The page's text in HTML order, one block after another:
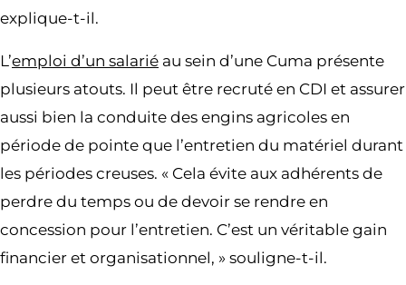
explique-t-il.
L’emploi d’un salarié au sein d’une Cuma présente
plusieurs atouts. Il peut être recruté en CDI et assurer
aussi bien la conduite des engins agricoles en
période de pointe que l’entretien du matériel durant
les périodes creuses. « Cela évite aux adhérents de
perdre du temps ou de devoir se rendre en
concession pour l’entretien. C’est un véritable gain
financier et organisationnel, » souligne-t-il.